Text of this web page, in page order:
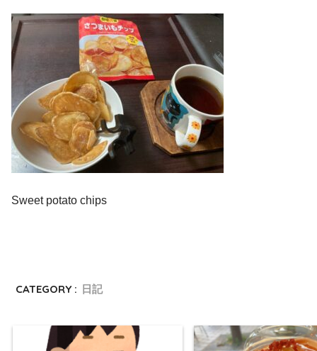
Sweet potato chips
CATEGORY : 日記